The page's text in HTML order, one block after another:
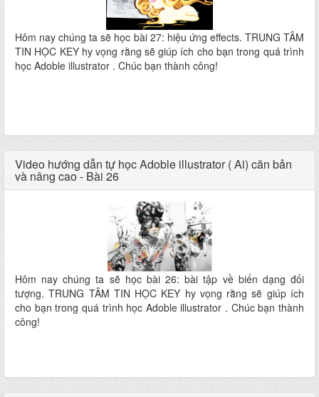
Hôm nay chúng ta sẽ học bài 27: hiệu ứng effects. TRUNG TÂM
TIN HỌC KEY hy vọng rằng sẽ giúp ích cho bạn trong quá trình
học Adoble illustrator . Chúc bạn thành công!
Video hướng dẫn tự học Adoble illustrator ( Ai) căn bản
và nâng cao - Bài 26
Hôm nay chúng ta sẽ học bài 26: bài tập về biến dạng đối
tượng. TRUNG TÂM TIN HỌC KEY hy vọng rằng sẽ giúp ích
cho bạn trong quá trình học Adoble illustrator . Chúc bạn thành
công!